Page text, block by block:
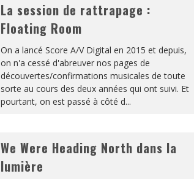
La session de rattrapage :
Floating Room
On a lancé Score A/V Digital en 2015 et depuis,
on n'a cessé d'abreuver nos pages de
découvertes/confirmations musicales de toute
sorte au cours des deux années qui ont suivi. Et
pourtant, on est passé à côté d...
We Were Heading North dans la
lumière